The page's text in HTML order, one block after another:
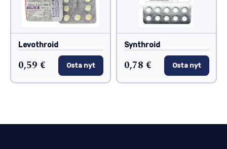
Levothroid
0,59 € Osta nyt
Synthroid
0,78 € Osta nyt